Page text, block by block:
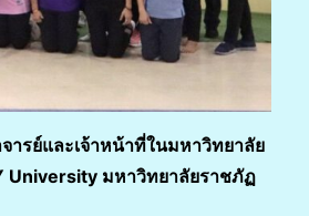
รย์และเจ้าหน้าที่ในมหาวิทยาลัย
University มหาวิทยาลัยราชภัฏ